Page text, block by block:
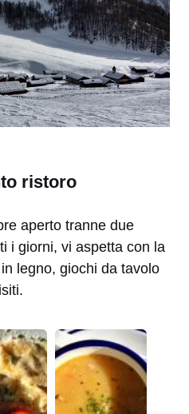
ristoro
aperto tranne due
i giorni, vi aspetta con la
legno, giochi da tavolo